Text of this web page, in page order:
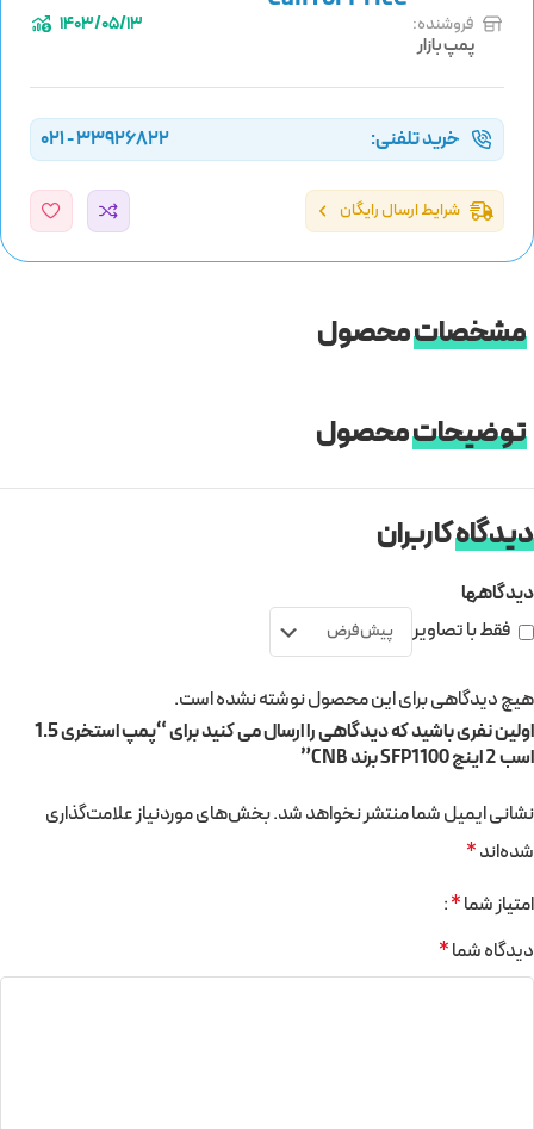
فروشنده:
پمپ بازار
1403/05/13
خرید تلفنی: 33926822 - 021
شرایط ارسال رایگان
مشخصاتمحصول
توضیحاتمحصول
دیدگاهکاربران
دیدگاهها
فقط با تصاویر
هیچ دیدگاهی برای این محصول نوشته نشده است.
اولین نفری باشید که دیدگاهی را ارسال می کنید برای “پمپ استخری 1.5
اسب 2 اینچ SFP1100 برند CNB”
نشانی ایمیل شما منتشر نخواهد شد.بخش‌های موردنیاز علامت‌گذاری
شده‌اند*
امتیاز شما*
دیدگاه شما*